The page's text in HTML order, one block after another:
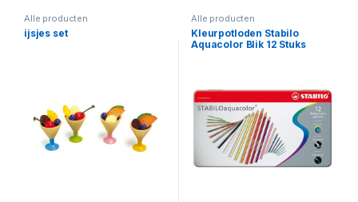
Alle producten
ijsjes set
Alle producten
Kleurpotloden Stabilo
Aquacolor Blik 12 Stuks